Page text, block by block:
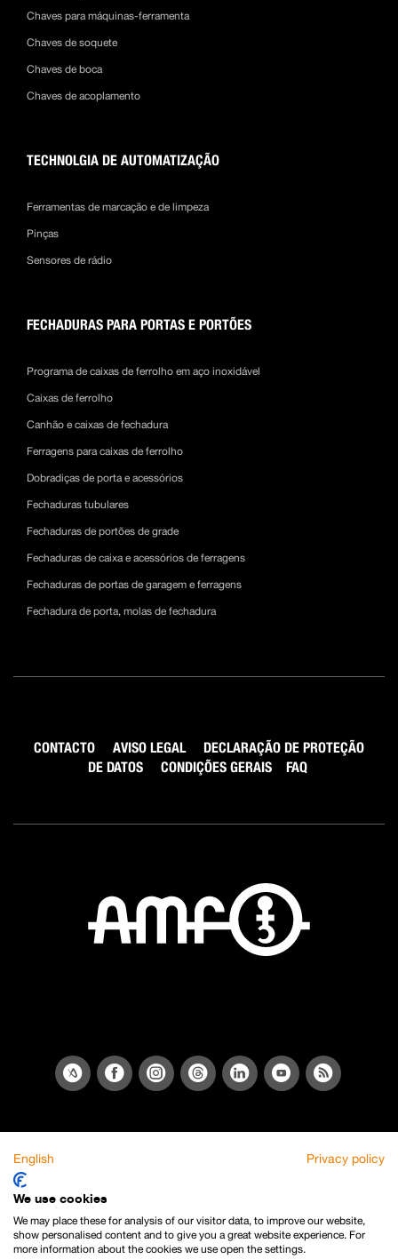
Chaves para máquinas-ferramenta
Chaves de soquete
Chaves de boca
Chaves de acoplamento
TECHNOLGIA DE AUTOMATIZAÇÃO
Ferramentas de marcação e de limpeza
Pinças
Sensores de rádio
FECHADURAS PARA PORTAS E PORTÕES
Programa de caixas de ferrolho em aço inoxidável
Caixas de ferrolho
Canhão e caixas de fechadura
Ferragens para caixas de ferrolho
Dobradiças de porta e acessórios
Fechaduras tubulares
Fechaduras de portões de grade
Fechaduras de caixa e acessórios de ferragens
Fechaduras de portas de garagem e ferragens
Fechadura de porta, molas de fechadura
CONTACTO AVISO LEGAL
DECLARAÇÃO DE PROTEÇÃO
DE DATOS
CONDIÇÕES GERAIS FAQ
English Privacy policy
We use cookies
We may place these for analysis of our visitor data, to improve our website,
show personalised content and to give you a great website experience. For
more information about the cookies we use open the settings.